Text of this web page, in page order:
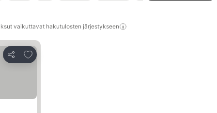
vaikuttavat hakutulosten järjestykseen
Jaa
Lisää suosikkeihin